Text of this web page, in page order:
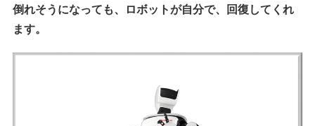
倒れそうになっても、ロボットが自分で、回復してくれ
ます。